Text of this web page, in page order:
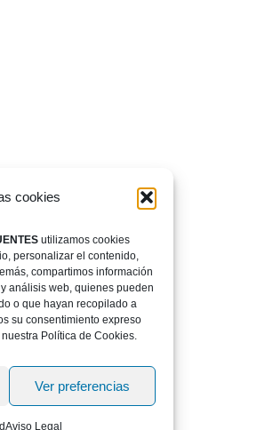
cookies
utilizamos cookies
personalizar el contenido,
compartimos información
análisis web, quienes pueden
o que hayan recopilado a
su consentimiento expreso
Política de Cookies.
Ver preferencias
Aviso Legal